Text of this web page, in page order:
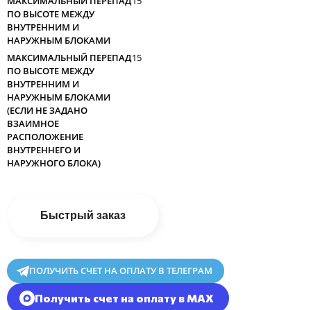
ПО ВЫСОТЕ МЕЖДУ
ВНУТРЕННИМ И
НАРУЖНЫМ БЛОКАМИ
МАКСИМАЛЬНЫЙ ПЕРЕПАД
ПО ВЫСОТЕ МЕЖДУ
ВНУТРЕННИМ И
НАРУЖНЫМ БЛОКАМИ
(ЕСЛИ НЕ ЗАДАНО
ВЗАИМНОЕ
РАСПОЛОЖЕНИЕ
ВНУТРЕННЕГО И
НАРУЖНОГО БЛОКА)
15
Быстрый заказ
ПОЛУЧИТЬ СЧЕТ НА ОПЛАТУ В ТЕЛЕГРАМ
Получить счет на оплату в MAX